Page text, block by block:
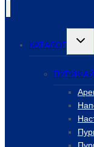
КАТАЛОГ